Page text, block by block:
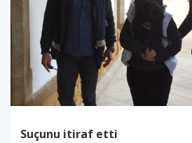
Suçunu itiraf etti